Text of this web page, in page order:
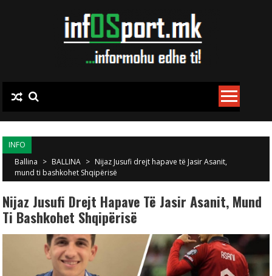
INFO
Ballina > BALLINA > Nijaz Jusufi drejt hapave të Jasir Asanit,
mund ti bashkohet Shqipërisë
Nijaz Jusufi Drejt Hapave Të Jasir Asanit, Mund
Ti Bashkohet Shqipërisë